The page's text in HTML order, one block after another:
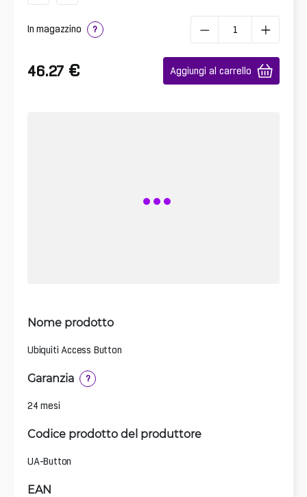
In magazzino ?
46.27 € Aggiungi al carrello
Nome prodotto
Ubiquiti Access Button
Garanzia ?
24 mesi
Codice prodotto del produttore
UA-Button
EAN